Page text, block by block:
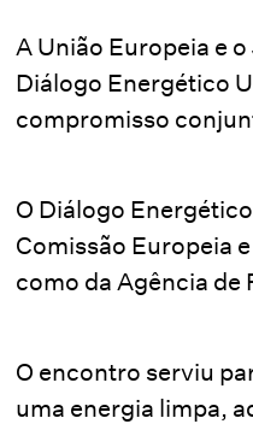
A União Europeia e
Diálogo Energético
compromisso
O Diálogo
Comissão Europeia
como da Agência de
O encontro serviu
uma energia limpa,